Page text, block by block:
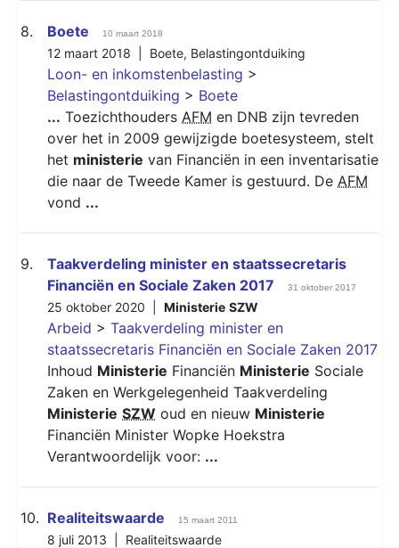
8. Boete 10 maart 2018
12 maart 2018 | Boete, Belastingontduiking
Loon- en inkomstenbelasting >
Belastingontduiking > Boete
... Toezichthouders AFM en DNB zijn tevreden
over het in 2009 gewijzigde boetesysteem, stelt
het ministerie van Financiën in een inventarisatie
die naar de Tweede Kamer is gestuurd. De AFM
vond ...
9.
Taakverdeling minister en staatssecretaris
Financiën en Sociale Zaken 2017
31 oktober 2017
25 oktober 2020 | Ministerie SZW
Arbeid > Taakverdeling minister en
staatssecretaris Financiën en Sociale Zaken 2017
Inhoud Ministerie Financiën Ministerie Sociale
Zaken en Werkgelegenheid Taakverdeling
Ministerie SZW oud en nieuw Ministerie
Financiën Minister Wopke Hoekstra
Verantwoordelijk voor: ...
10. Realiteitswaarde 15 maart 2011
8 juli 2013 | Realiteitswaarde